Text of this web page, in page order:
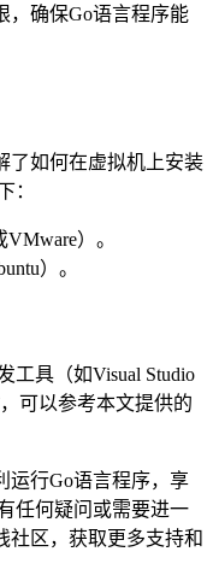
，确保Go语言程序能
了如何在虚拟机上安装
：
）。
）。
工具（如Visual Studio
可以参考本文提供的
运行Go语言程序，享
任何疑问或需要进一
社区，获取更多支持和